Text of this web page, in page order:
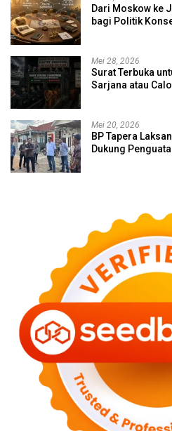
Dari Moskow ke
bagi Politik
Mei 28, 2026
Surat Terbuka
Sarjana atau
Mei 20, 2026
BP Tapera
Dukung